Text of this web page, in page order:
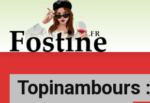
Topinambours :